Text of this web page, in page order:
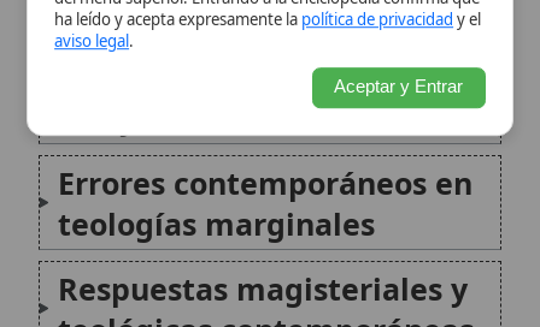
Respuestas magisteriales y
teológicas contemporáneas
Importancia para la fe
católica
Citas y referencias
Modificado el 28 de diciembre de 2025 • FideScore™ 8.52 Citar este
artículo•Paq. Scorm (LMS)•Sugerir mejora•Compartir artículo•
Imprimir artículo Generar QR